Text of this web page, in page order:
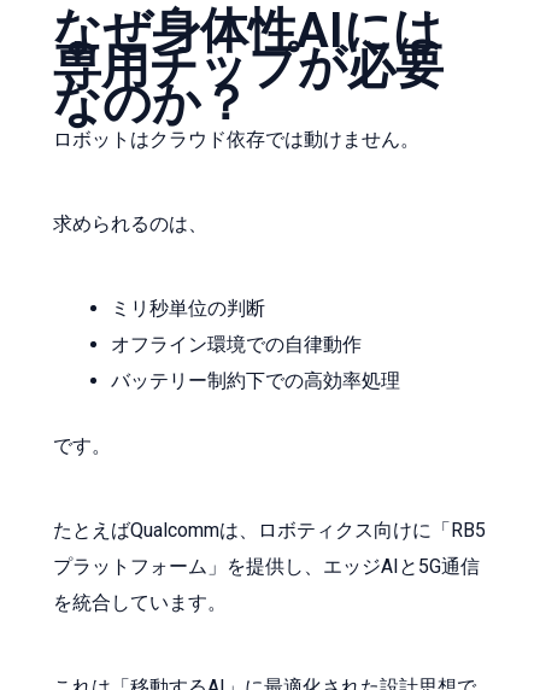
なぜ身体性AIには
専用チップが必要
なのか？
ロボットはクラウド依存では動けません。
求められるのは、
ミリ秒単位の判断
オフライン環境での自律動作
バッテリー制約下での高効率処理
です。
たとえばQualcommは、ロボティクス向けに「RB5
プラットフォーム」を提供し、エッジAIと5G通信
を統合しています。